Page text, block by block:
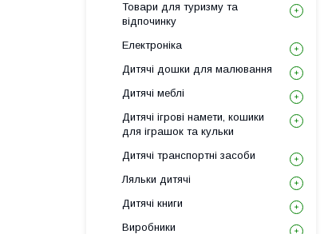
Товари для туризму та
відпочинку
Електроніка
Дитячі дошки для малювання
Дитячі меблі
Дитячі ігрові намети, кошики
для іграшок та кульки
Дитячі транспортні засоби
Ляльки дитячі
Дитячі книги
Виробники